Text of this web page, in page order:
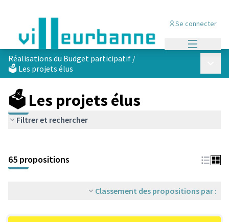
Se connecter
Réalisations du Budget participatif /
🗳️ Les projets élus
🗳️ Les projets élus
Filtrer et rechercher
+
−
65 propositions
Classement des propositions par :